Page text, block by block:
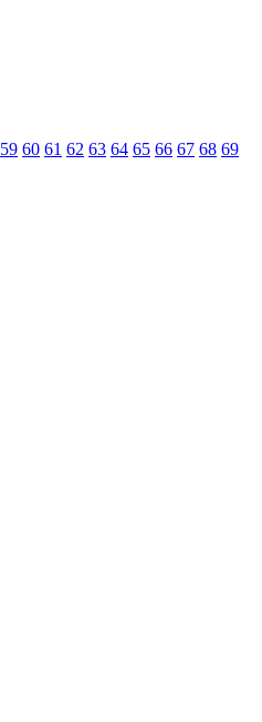
59 60 61 62 63 64 65 66 67 68 69